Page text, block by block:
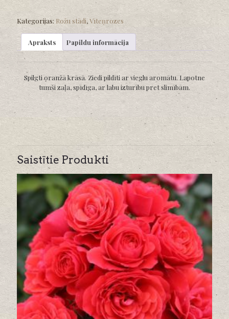
Kategorijas: Rožu stādi,Vīteņrozes
Apraksts Papildu informācija
Spilgti oranžā krāsā. Ziedi pildīti ar vieglu aromātu. Lapotne
tumši zaļa, spīdīga, ar labu izturību pret slimībām.
Saistītie Produkti